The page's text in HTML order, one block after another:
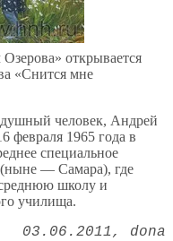
открывается
«Снится мне
человек, Андрей
февраля 1965 года в
специальное
— Самара), где
школу и
училища.
03.06.2011 dona